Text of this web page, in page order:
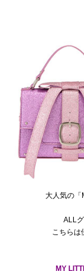
大人気の「
ALL
こちら
MY